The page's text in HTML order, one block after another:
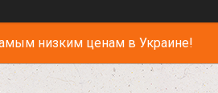
низким ценам в Украине!